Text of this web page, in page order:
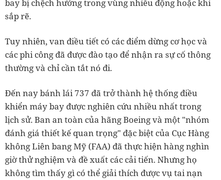
bay bị chệch hướng trong vùng nhiễu động hoặc khi
sắp rẽ.
Tuy nhiên, van điều tiết có các điểm dừng cơ học và
các phi công đã được đào tạo để nhận ra sự cố thông
thường và chỉ cần tắt nó đi.
Đến nay bánh lái 737 đã trở thành hệ thống điều
khiển máy bay được nghiên cứu nhiều nhất trong
lịch sử. Ban an toàn của hãng Boeing và một "nhóm
đánh giá thiết kế quan trọng" đặc biệt của Cục Hàng
không Liên bang Mỹ (FAA) đã thực hiện hàng nghìn
giờ thử nghiệm và đề xuất các cải tiến. Nhưng họ
không tìm thấy gì có thể giải thích được vụ tai nạn